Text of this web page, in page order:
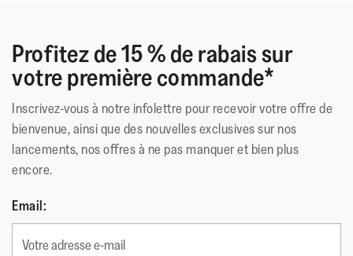
pour les chaussures reconnues pour favoriser une bonne
santé des pieds
*American Podiatric Medical Association
Matériau Extérieur:
Cuir
Doublure:
Polyester/spandex & leather
Fermeture
Technologie de la Semelle
Profitez de 15 % de rabais sur
votre première commande*
Inscrivez-vous à notre infolettre pour recevoir votre offre de
bienvenue, ainsi que des nouvelles exclusives sur nos
lancements, nos offres à ne pas manquer et bien plus
encore.
Email: